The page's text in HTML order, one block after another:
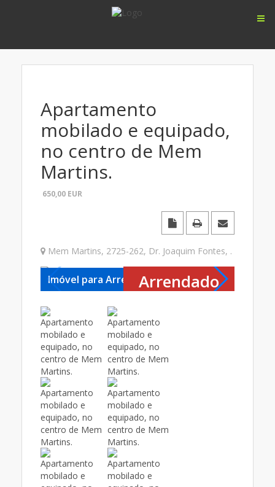
Apartamento
mobilado e equipado,
no centro de Mem
Martins.
650,00 EUR
Mem Martins, 2725-262, Dr. Joaquim Fontes, .
Imóvel para ArrendarArrendado